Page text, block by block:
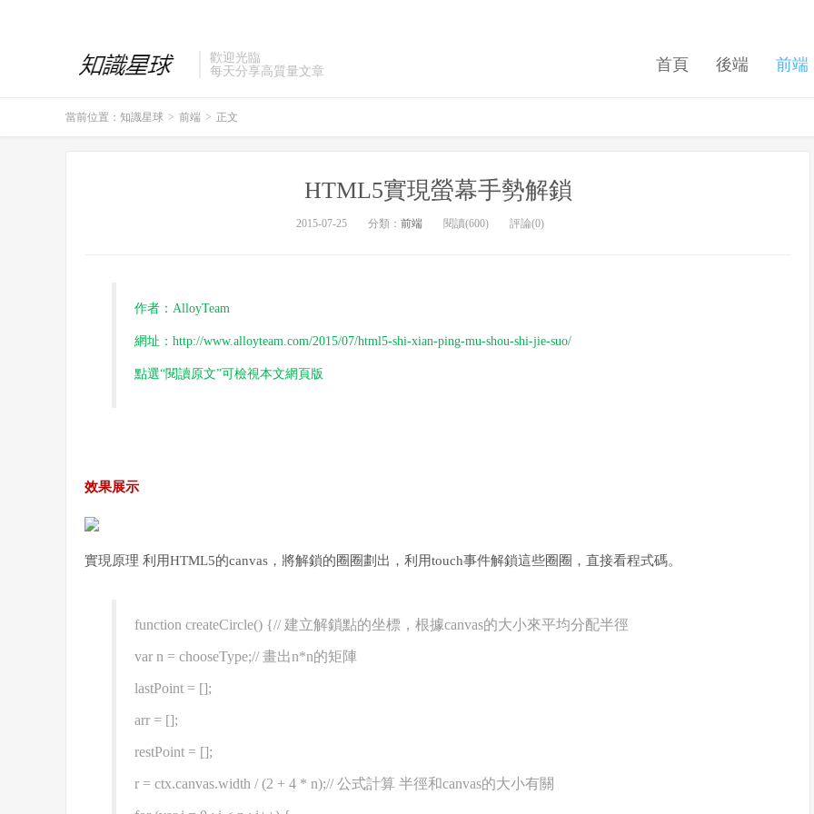
歡迎光臨
每天分享高質量文章
首頁 後端 前端
當前位置： 知識星球 > 前端 > 正文
HTML5實現螢幕手勢解鎖
2015-07-25 分類： 前端 閱讀(600) 評論(0)
作者：AlloyTeam
網址：http://www.alloyteam.com/2015/07/html5-shi-xian-ping-mu-shou-shi-jie-suo/
點選“閱讀原文”可檢視本文網頁版
效果展示
實現原理 利用HTML5的canvas，將解鎖的圈圈劃出，利用touch事件解鎖這些圈圈，直接看程式碼。
function createCircle() {// 建立解鎖點的坐標，根據canvas的大小來平均分配半徑
var n = chooseType;// 畫出n*n的矩陣
lastPoint = [];
arr = [];
restPoint = [];
r = ctx.canvas.width / (2 + 4 * n);// 公式計算 半徑和canvas的大小有關